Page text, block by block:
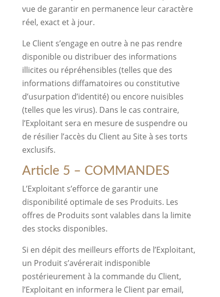
vue de garantir en permanence leur caractère
réel, exact et à jour.
Le Client s’engage en outre à ne pas rendre
disponible ou distribuer des informations
illicites ou répréhensibles (telles que des
informations diffamatoires ou constitutive
d’usurpation d’identité) ou encore nuisibles
(telles que les virus). Dans le cas contraire,
l’Exploitant sera en mesure de suspendre ou
de résilier l’accès du Client au Site à ses torts
exclusifs.
Article 5 – COMMANDES
L’Exploitant s’efforce de garantir une
disponibilité optimale de ses Produits. Les
offres de Produits sont valables dans la limite
des stocks disponibles.
Si en dépit des meilleurs efforts de l’Exploitant,
un Produit s’avérerait indisponible
postérieurement à la commande du Client,
l’Exploitant en informera le Client par email,